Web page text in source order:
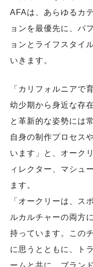
AFAは、あらゆるカ
ョンを最優先に、パ
ョンとライフスタイ
いきます。
「カリフォルニアで
幼少期から身近な存
と革新的な姿勢には
自身の制作プロセス
います」と、オーク
ィレクター、マシュ
ます。
「オークリーは、ス
ルカルチャーの両方
持っています。この
に思うとともに、ト
ームと共に、ブラン